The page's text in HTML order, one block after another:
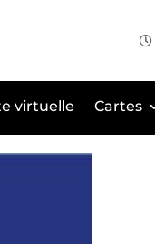
virtuelle Cartes